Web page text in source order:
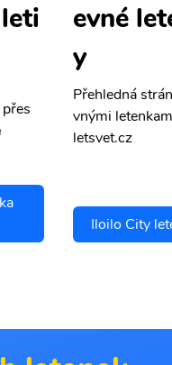
evné
y
Přehledná
vnými
letsvet.cz
Iloilo City